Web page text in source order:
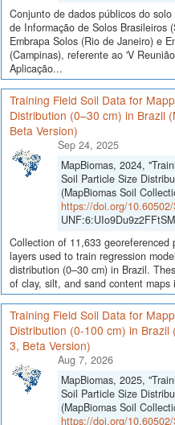
Conjunto de dados públicos do
de Informação de Solos Brasileiros
Embrapa Solos (Rio de Janeiro) e
(Campinas), referente ao 'V
Aplicação...
Training Field Soil Data for
Distribution (0–30 cm) in Brazil
Beta Version)
Sep 24, 2025
MapBiomas, 2024,
Soil Particle Size
(MapBiomas Soil
https://doi.org/
Collection of 11,633
layers used to train regression
distribution (0–30 cm) in Brazil.
of clay, silt, and sand content
Training Field Soil Data for
Distribution (0-100 cm) in Brazil
3, Beta Version)
Aug 7, 2026
MapBiomas, 2025,
Soil Particle Size
(MapBiomas Soil
https://doi.org/